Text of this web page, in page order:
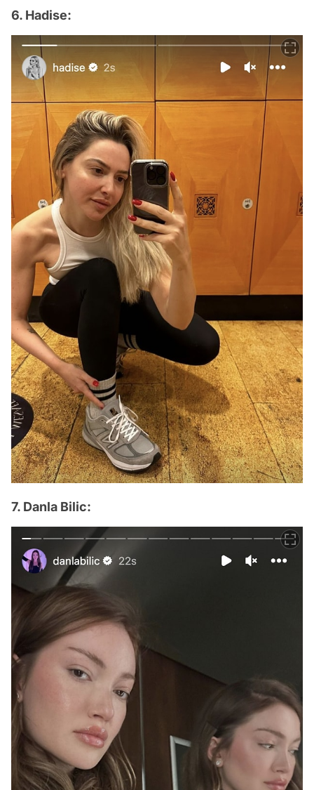
6. Hadise:
7. Danla Bilic: